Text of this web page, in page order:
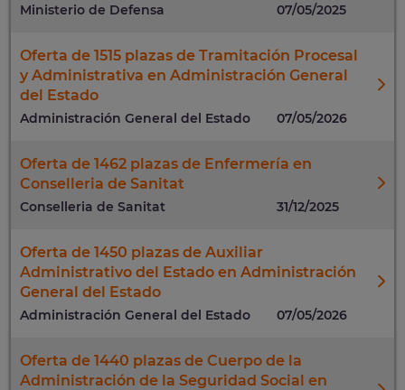
Ministerio de Defensa 07/05/2025
Oferta de 1515 plazas de Tramitación Procesal
y Administrativa en Administración General
del Estado
Administración General del Estado 07/05/2026
Oferta de 1462 plazas de Enfermería en
Conselleria de Sanitat
Conselleria de Sanitat 31/12/2025
Oferta de 1450 plazas de Auxiliar
Administrativo del Estado en Administración
General del Estado
Administración General del Estado 07/05/2026
Oferta de 1440 plazas de Cuerpo de la
Administración de la Seguridad Social en